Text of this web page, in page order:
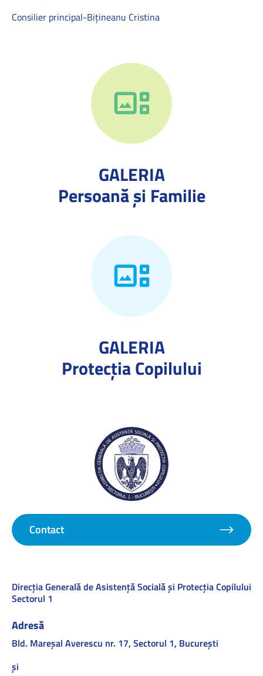
Consilier principal-Bițineanu Cristina
GALERIA
Persoană și Familie
GALERIA
Protecţia Copilului
Contact
Direcţia Generală de Asistenţă Socială şi Protecţia Copilului
Sectorul 1
Adresă
Bld. Mareşal Averescu nr. 17, Sectorul 1, Bucureşti
și